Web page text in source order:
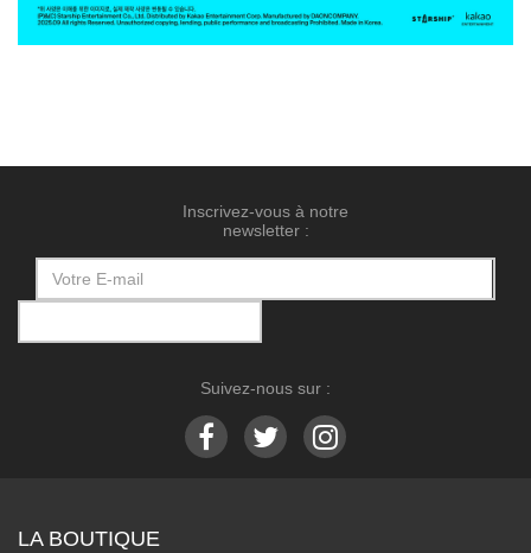
Inscrivez-vous à notre
newsletter :
Suivez-nous sur :
LA BOUTIQUE